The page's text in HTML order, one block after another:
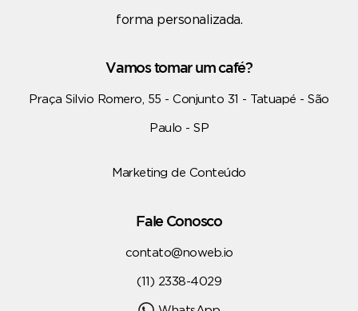
forma personalizada.
Vamos tomar um café?
Praça Silvio Romero, 55 - Conjunto 31 - Tatuapé - São
Paulo - SP
Marketing de Conteúdo
Fale Conosco
contato@noweb.io
(11) 2338-4029